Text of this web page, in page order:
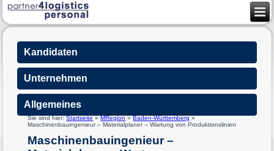
Kandidaten
Unternehmen
Allgemeines
Sie sind hier:Startseite » MRegion » Baden-Württemberg »
Maschinenbauingenieur – Materialplaner – Wartung von Produktionslinien
Maschinenbauingenieur –